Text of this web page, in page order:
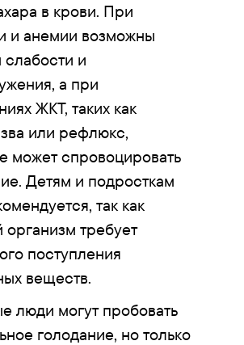
в крови. При
и анемии возможны
и
а при
ЖКТ, таких как
или рефлюкс,
может спровоцировать
Детям и подросткам
так как
требует
поступления
веществ.
люди могут пробовать
голодание, но только